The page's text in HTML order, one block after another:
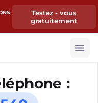
Testez - vous
gratuitement
: